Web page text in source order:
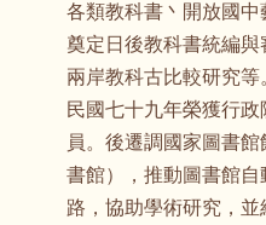
各類教科書丶開放國中
奠定日後教科書統編
兩岸教科古比較研究等
民國七十九年榮獲行
員。後遷調國家圖書
書館），推動圖書館
路，協助學術研究，